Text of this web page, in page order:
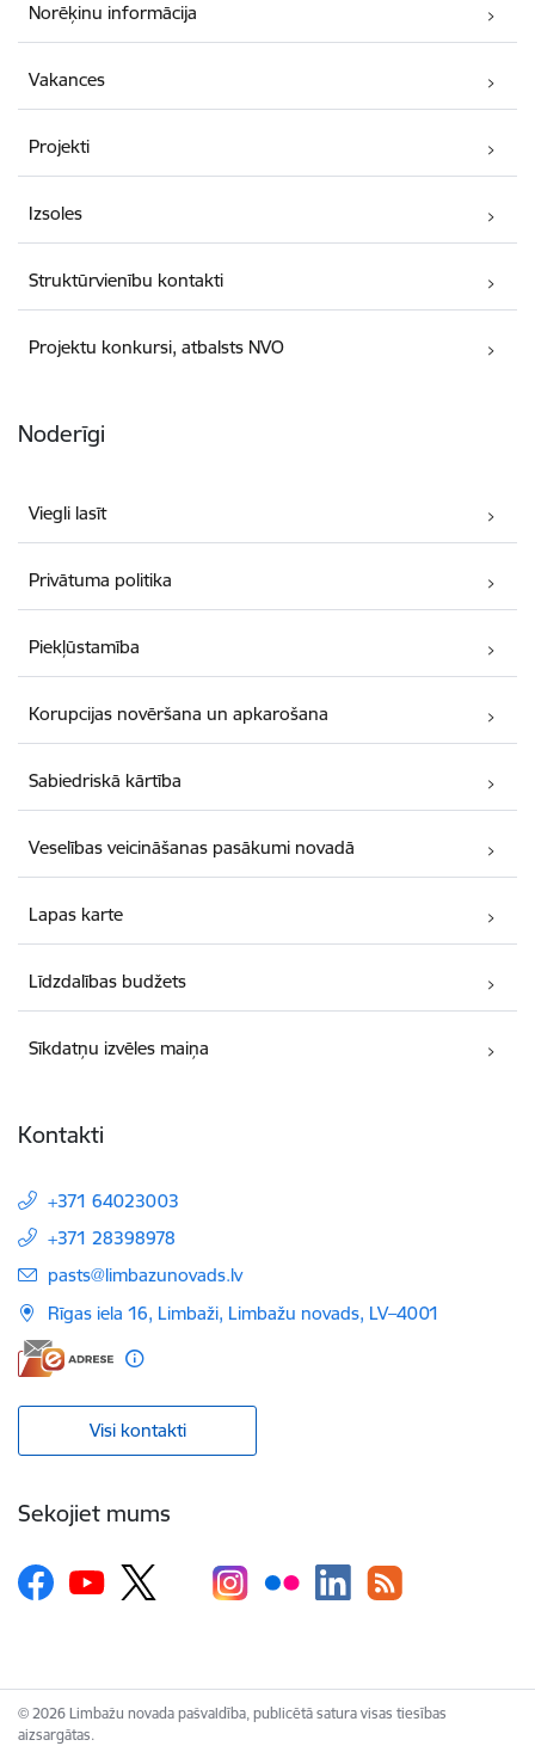
Norēķinu informācija
Vakances
Projekti
Izsoles
Struktūrvienību kontakti
Projektu konkursi, atbalsts NVO
Noderīgi
Viegli lasīt
Privātuma politika
Piekļūstamība
Korupcijas novēršana un apkarošana
Sabiedriskā kārtība
Veselības veicināšanas pasākumi novadā
Lapas karte
Līdzdalības budžets
Sīkdatņu izvēles maiņa
Kontakti
+371 64023003
+371 28398978
E-pasts:
pasts@limbazunovads.lv
Rīgas iela 16, Limbaži, Limbažu novads, LV–4001
Visi kontakti
Sekojiet mums
© 2026 Limbažu novada pašvaldība, publicētā satura visas tiesības
aizsargātas.